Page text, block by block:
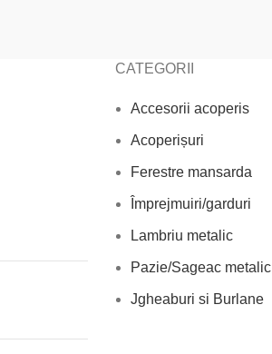
CATEGORII
Accesorii acoperis
Acoperișuri
Ferestre mansarda
Împrejmuiri/garduri
Lambriu metalic
Pazie/Sageac metalic
Jgheaburi si Burlane